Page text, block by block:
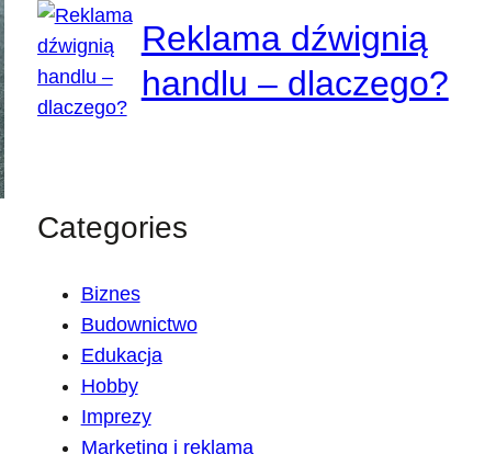
Reklama dźwignią
handlu – dlaczego?
Categories
Biznes
Budownictwo
Edukacja
Hobby
Imprezy
Marketing i reklama